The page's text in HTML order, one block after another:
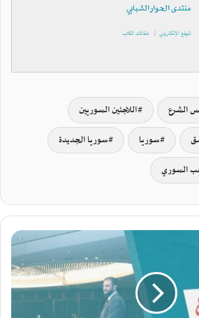
منتدى الحوار الشبابي
الموقع الإلكتروني | مقالات الكاتب
الشرع
اللاجئين السوريين
سوريا
سوريا الجديدة
السوري